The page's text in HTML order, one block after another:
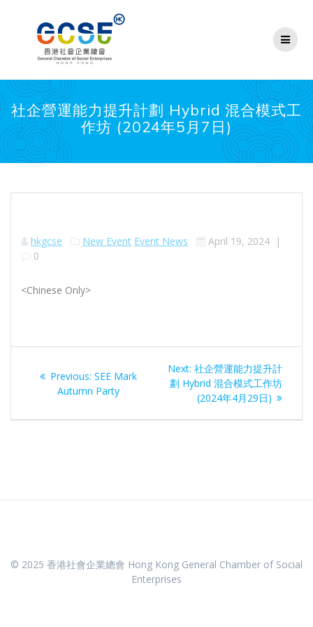
社企營運能力提升計劃 Hybrid 混合模式工
作坊 (2024年5月7日)
hkgcse New Event Event News April 19, 2024 |
0
<Chinese Only>
navigation
Previous: Previous
post:
SEE Mark
Autumn Party
Next: Next
post:
社企營運能力提升計
劃 Hybrid 混合模式工作坊
(2024年4月29日)
© 2025 香港社會企業總會 Hong Kong General Chamber of Social
Enterprises